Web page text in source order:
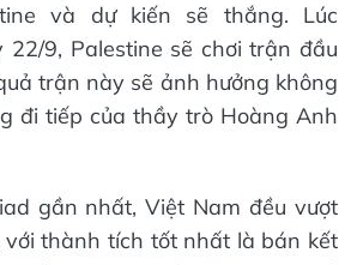
và dự kiến sẽ thắng. Lúc
22/9, Palestine sẽ chơi trận đầu
trận này sẽ ảnh hưởng không
đi tiếp của thầy trò Hoàng Anh
gần nhất, Việt Nam đều vượt
thành tích tốt nhất là bán kết